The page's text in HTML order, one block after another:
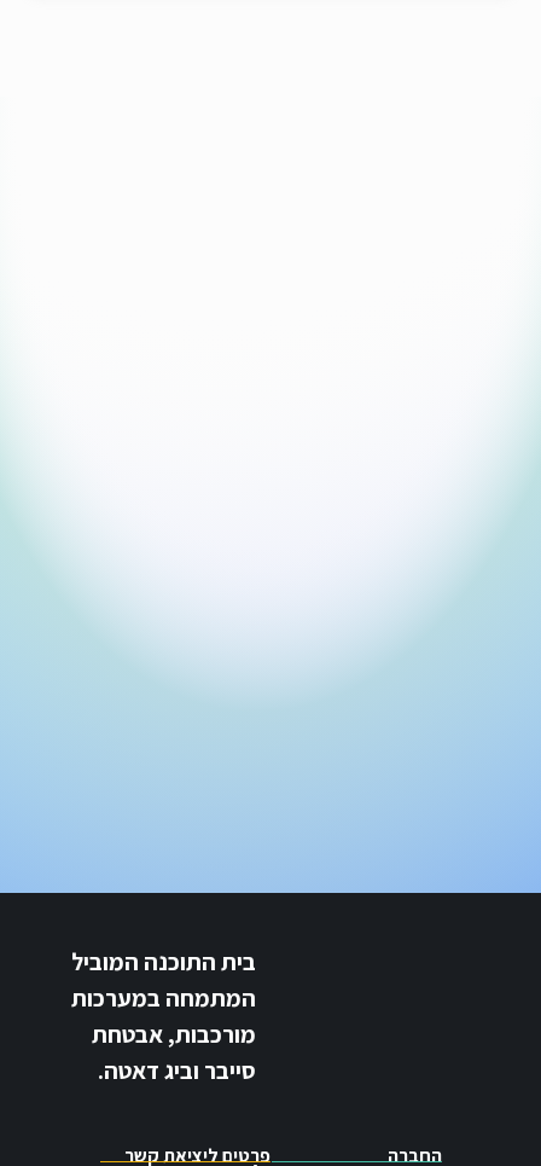
בית התוכנה המוביל
המתמחה במערכות
מורכבות, אבטחת
סייבר וביג דאטה.
פרטים ליציאת קשר החברה